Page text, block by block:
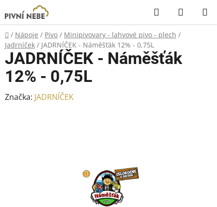
na
obsah
Hledat
KOŠÍK
Domů
/ Nápoje / Pivo / Minipivovary - lahvové pivo - plech /
Jadrníček / JADRNÍČEK - Náměšťák 12% - 0,75L
JADRNÍČEK - Náměšťák
12% - 0,75L
Značka: JADRNÍČEK